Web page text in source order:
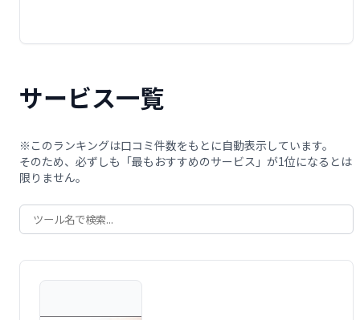
サービス一覧
※このランキングは口コミ件数をもとに自動表示しています。
そのため、必ずしも「最もおすすめのサービス」が1位になるとは
限りません。